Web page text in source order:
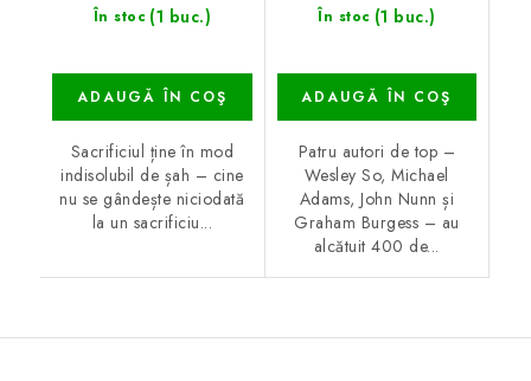
În stoc (1 buc.)
ADAUGĂ ÎN COŞ
Sacrificiul ține în mod
indisolubil de șah – cine
nu se gândește niciodată
la un sacrificiu...
În stoc (1 buc.)
ADAUGĂ ÎN COŞ
Patru autori de top –
Wesley So, Michael
Adams, John Nunn și
Graham Burgess – au
alcătuit 400 de...